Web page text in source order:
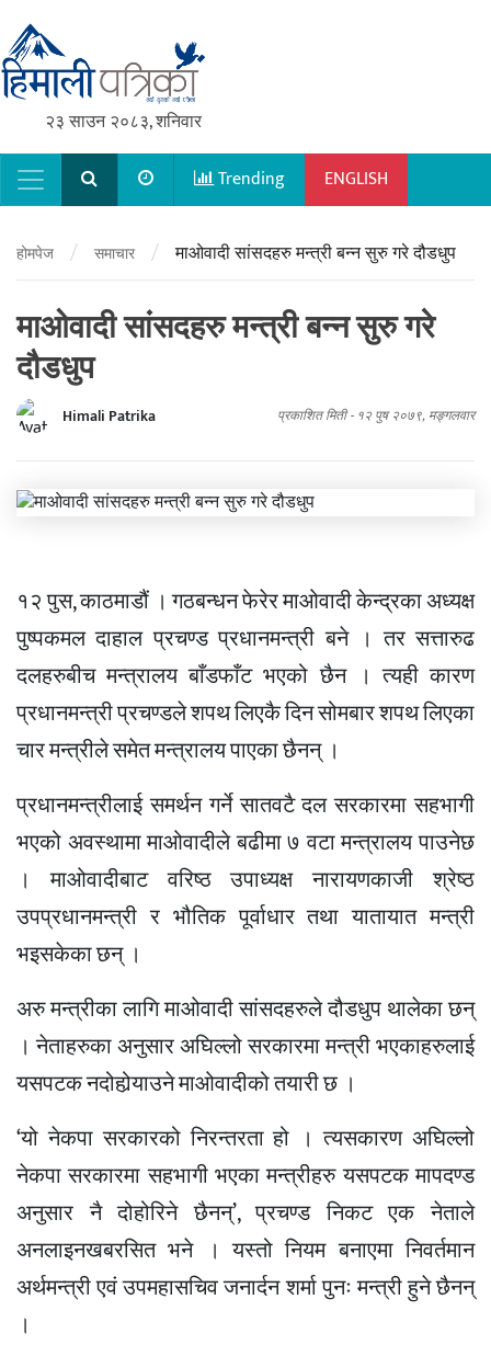
२३ साउन २०८३, शनिवार
Main NavigationTrending ENGLISH
होमपेज / समाचार / माओवादी सांसदहरु मन्त्री बन्न सुरु गरे दौडधुप
माओवादी सांसदहरु मन्त्री बन्न सुरु गरे
दौडधुप
Himali Patrika प्रकाशित मिती - १२ पुष २०७९, मङ्गलवार
१२ पुस, काठमाडौं । गठबन्धन फेरेर माओवादी केन्द्रका अध्यक्ष
पुष्पकमल दाहाल प्रचण्ड प्रधानमन्त्री बने । तर सत्तारुढ
दलहरुबीच मन्त्रालय बाँडफाँट भएको छैन । त्यही कारण
प्रधानमन्त्री प्रचण्डले शपथ लिएकै दिन सोमबार शपथ लिएका
चार मन्त्रीले समेत मन्त्रालय पाएका छैनन् ।
प्रधानमन्त्रीलाई समर्थन गर्ने सातवटै दल सरकारमा सहभागी
भएको अवस्थामा माओवादीले बढीमा ७ वटा मन्त्रालय पाउनेछ
। माओवादीबाट वरिष्ठ उपाध्यक्ष नारायणकाजी श्रेष्ठ
उपप्रधानमन्त्री र भौतिक पूर्वाधार तथा यातायात मन्त्री
भइसकेका छन् ।
अरु मन्त्रीका लागि माओवादी सांसदहरुले दौडधुप थालेका छन्
। नेताहरुका अनुसार अघिल्लो सरकारमा मन्त्री भएकाहरुलाई
यसपटक नदोहोर्‍याउने माओवादीको तयारी छ ।
‘यो नेकपा सरकारको निरन्तरता हो । त्यसकारण अघिल्लो
नेकपा सरकारमा सहभागी भएका मन्त्रीहरु यसपटक मापदण्ड
अनुसार नै दोहोरिने छैनन्’, प्रचण्ड निकट एक नेताले
अनलाइनखबरसित भने । यस्तो नियम बनाएमा निवर्तमान
अर्थमन्त्री एवं उपमहासचिव जनार्दन शर्मा पुनः मन्त्री हुने छैनन्
।